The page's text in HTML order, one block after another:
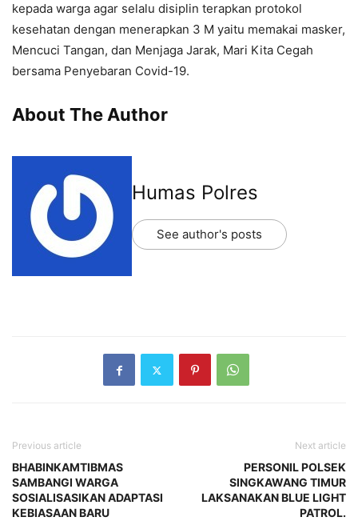
kepada warga agar selalu disiplin terapkan protokol
kesehatan dengan menerapkan 3 M yaitu memakai masker,
Mencuci Tangan, dan Menjaga Jarak, Mari Kita Cegah
bersama Penyebaran Covid-19.
About The Author
Humas Polres
See author's posts
Previous article
BHABINKAMTIBMAS
SAMBANGI WARGA
SOSIALISASIKAN ADAPTASI
KEBIASAAN BARU
Next article
PERSONIL POLSEK
SINGKAWANG TIMUR
LAKSANAKAN BLUE LIGHT
PATROL.